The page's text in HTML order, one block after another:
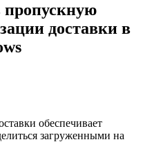
пропускную
доставки в
обеспечивает
загруженными на